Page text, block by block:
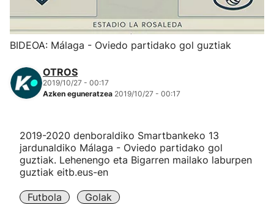
Herri-kirolak
Eskubaloia
Kirolak 360
Mendi-lasterketak
BIDEOA: Málaga - Oviedo partidako gol guztiak
OTROS
2019/10/27 - 00:17
Azken eguneratzea 2019/10/27 - 00:17
2019-2020 denboraldiko Smartbankeko 13
jardunaldiko Málaga - Oviedo partidako gol
guztiak. Lehenengo eta Bigarren mailako laburpen
guztiak eitb.eus-en
Futbola Golak